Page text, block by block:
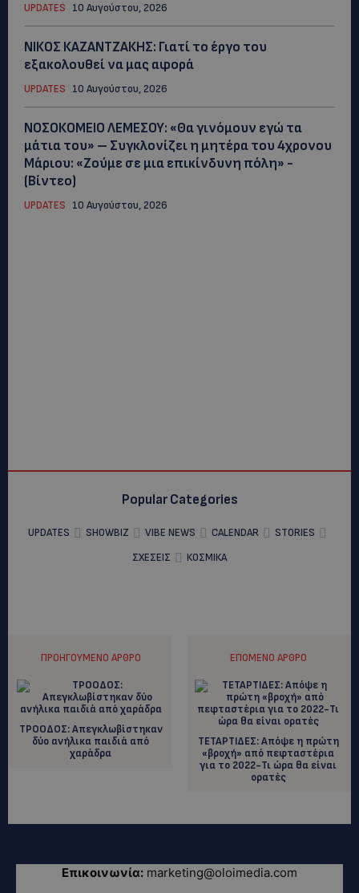
UPDATES 10 Αυγούστου, 2026
ΝΙΚΟΣ ΚΑΖΑΝΤΖΑΚΗΣ: Γιατί το έργο του
εξακολουθεί να μας αφορά
UPDATES 10 Αυγούστου, 2026
ΝΟΣΟΚΟΜΕΙΟ ΛΕΜΕΣΟΥ: «Θα γινόμουν εγώ τα
μάτια του» – Συγκλονίζει η μητέρα του 4χρονου
Μάριου: «Ζούμε σε μια επικίνδυνη πόλη» -
(Βίντεο)
UPDATES 10 Αυγούστου, 2026
Popular Categories
UPDATES SHOWBIZ VIBE NEWS CALENDAR
STORIES
ΣΧΕΣΕΙΣ
ΚΟΣΜΙΚΑ
ΠΡΟΗΓΟΎΜΕΝΟ ΆΡΘΡΟ
ΤΡΟΟΔΟΣ: Απεγκλωβίστηκαν
δύο ανήλικα παιδιά από
χαράδρα
ΕΠΌΜΕΝΟ ΆΡΘΡΟ
ΤΕΤΑΡΤΙΔΕΣ: Aπόψε η πρώτη
«βροχή» από πεφταστέρια
για το 2022-Τι ώρα θα είναι
ορατές
Επικοινωνία: marketing@oloimedia.com